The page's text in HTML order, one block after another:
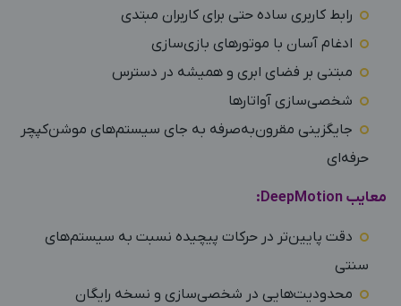
رابط کاربری ساده حتی برای کاربران مبتدی
ادغام آسان با موتورهای بازی‌سازی
مبتنی بر فضای ابری و همیشه در دسترس
شخصی‌سازی آواتارها
جایگزینی مقرون‌به‌صرفه به جای سیستم‌های موشن‌کپچر
حرفه‌ای
معایب DeepMotion:
دقت پایین‌تر در حرکات پیچیده نسبت به سیستم‌های
سنتی
محدودیت‌هایی در شخصی‌سازی و نسخه رایگان